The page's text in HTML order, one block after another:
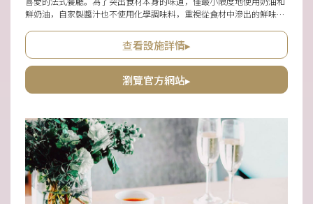
鮮奶油，自家製醬汁也不使用化學調味料，重視從食材中滲出的鮮味與
所以對身體溫和，即使是年長者也能輕鬆吃完整套套餐。使用較大的餐
桌，不需在意旁人，能悠閒地享受用餐時光也令人開心。無論是與家人
共度特別時光，還是與朋友放鬆相聚，都推薦來此用餐。
查看設施詳情▸
瀏覽官方網站▸